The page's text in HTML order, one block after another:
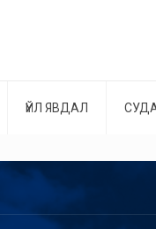
ҮЙЛ ЯВДАЛ